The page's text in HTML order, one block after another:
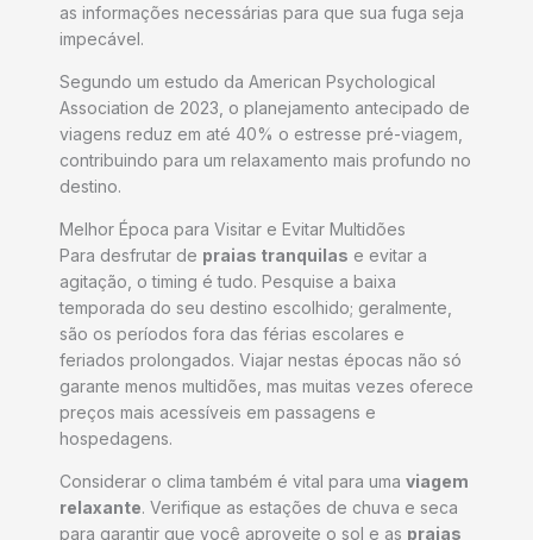
as informações necessárias para que sua fuga seja
impecável.
Segundo um estudo da American Psychological
Association de 2023, o planejamento antecipado de
viagens reduz em até 40% o estresse pré-viagem,
contribuindo para um relaxamento mais profundo no
destino.
Melhor Época para Visitar e Evitar Multidões
Para desfrutar de praias tranquilas e evitar a
agitação, o timing é tudo. Pesquise a baixa
temporada do seu destino escolhido; geralmente,
são os períodos fora das férias escolares e
feriados prolongados. Viajar nestas épocas não só
garante menos multidões, mas muitas vezes oferece
preços mais acessíveis em passagens e
hospedagens.
Considerar o clima também é vital para uma viagem
relaxante. Verifique as estações de chuva e seca
para garantir que você aproveite o sol e as praias